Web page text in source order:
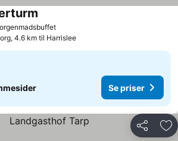
4.6 km til Harrislee
Se priser
Del